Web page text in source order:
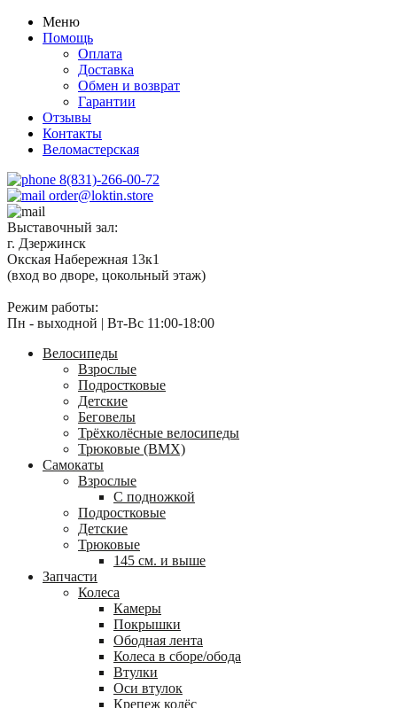
Меню
Помощь
Оплата
Доставка
Обмен и возврат
Гарантии
Отзывы
Контакты
Веломастерская
8(831)-266-00-72
order@loktin.store
Выставочный зал:
г. Дзержинск
Окская Набережная 13к1
(вход во дворе, цокольный этаж)
Режим работы:
Пн - выходной | Вт-Вс 11:00-18:00
Велосипеды
Взрослые
Подростковые
Детские
Беговелы
Трёхколёсные велосипеды
Трюковые (BMX)
Самокаты
Взрослые
С подножкой
Подростковые
Детские
Трюковые
145 см. и выше
Запчасти
Колеса
Камеры
Покрышки
Ободная лента
Колеса в сборе/обода
Втулки
Оси втулок
Крепеж колёс